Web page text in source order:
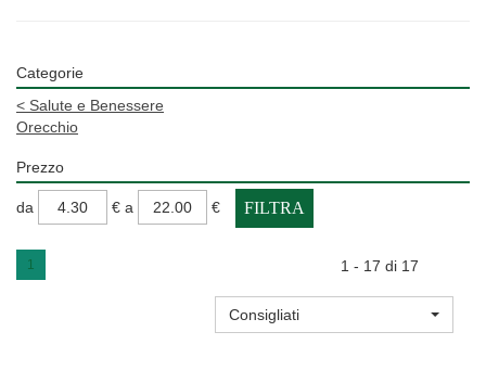
Categorie
< Salute e Benessere
Orecchio
Prezzo
filtra
da €
filtra
a €
1 1 - 17 di 17
Consigliati